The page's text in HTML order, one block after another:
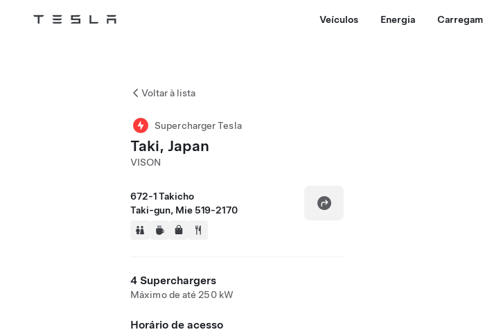
Tesla Veículos Energia
Voltar à lista
Supercharger Tesla
Taki, Japan
VISON
672-1 Takicho
Taki-gun, Mie 519-2170
4 Superchargers
Máximo de até 250 kW
Horário de acesso